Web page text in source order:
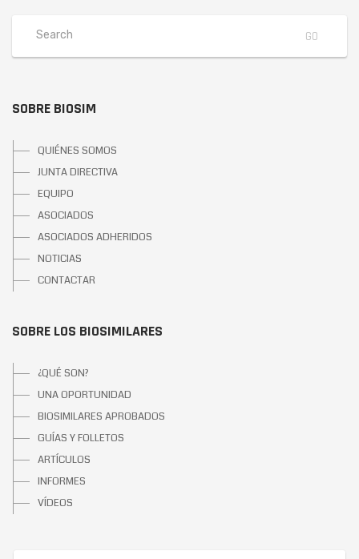
SOBRE BIOSIM
QUIÉNES SOMOS
JUNTA DIRECTIVA
EQUIPO
ASOCIADOS
ASOCIADOS ADHERIDOS
NOTICIAS
CONTACTAR
SOBRE LOS BIOSIMILARES
¿QUÉ SON?
UNA OPORTUNIDAD
BIOSIMILARES APROBADOS
GUÍAS Y FOLLETOS
ARTÍCULOS
INFORMES
VÍDEOS